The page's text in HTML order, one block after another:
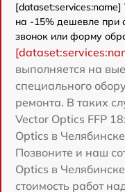
[dataset:services:name]
на -15% дешевле при
звонок или форму
выполняется на
специального
ремонта. В таких
Vector Optics FFP
Optics в
Позвоните и наш
Optics в
стоимость работ